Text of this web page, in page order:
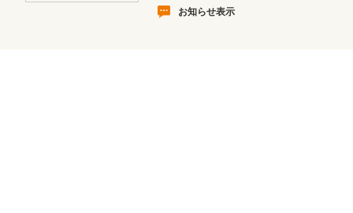
お知らせ表示